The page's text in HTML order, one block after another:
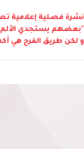
نشرة فصلية إعلامية
"بعضهم يستجدي
و لكن طريق الفرح هي